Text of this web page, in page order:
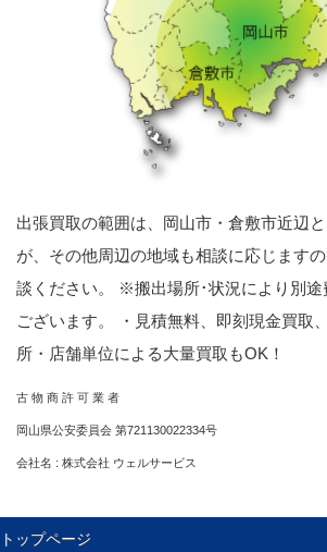
出張買取の範囲は、岡山市・倉敷市近辺
が、その他周辺の地域も相談に応じます
談ください。 ※搬出場所･状況により別途
ございます。 ・見積無料、即刻現金買取
所・店舗単位による大量買取もOK！
古 物 商 許 可 業 者
岡山県公安委員会 第721130022334号
会社名 : 株式会社 ウェルサービス
トップページ